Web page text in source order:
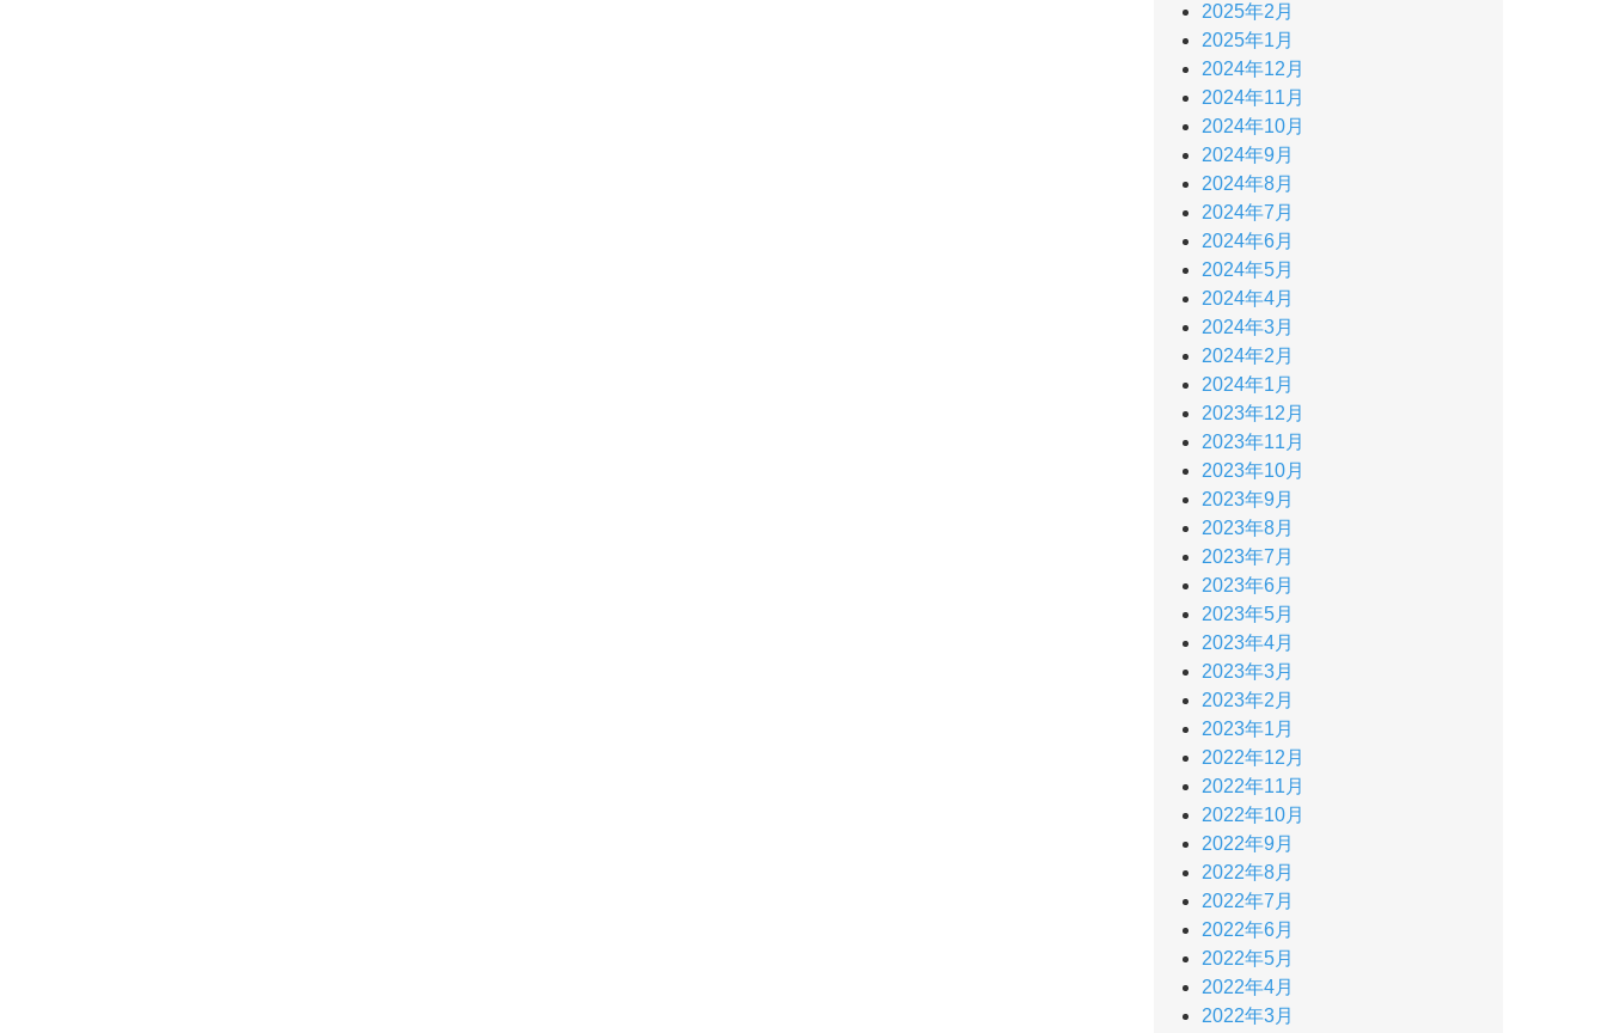
2025年2月
2025年1月
2024年12月
2024年11月
2024年10月
2024年9月
2024年8月
2024年7月
2024年6月
2024年5月
2024年4月
2024年3月
2024年2月
2024年1月
2023年12月
2023年11月
2023年10月
2023年9月
2023年8月
2023年7月
2023年6月
2023年5月
2023年4月
2023年3月
2023年2月
2023年1月
2022年12月
2022年11月
2022年10月
2022年9月
2022年8月
2022年7月
2022年6月
2022年5月
2022年4月
2022年3月